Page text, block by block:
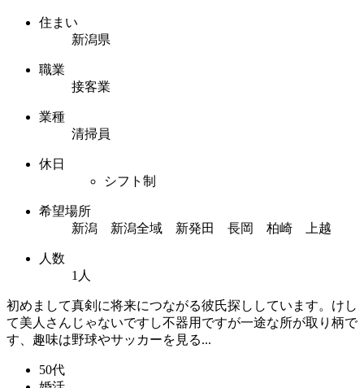
住まい
新潟県
職業
接客業
業種
清掃員
休日
シフト制
希望場所
新潟 新潟全域 新発田 長岡 柏崎 上越
人数
1人
初めまして真剣に将来につながる彼氏探ししています。けし
て美人さんじゃないですし不器用ですが一途な所が取り柄で
す、趣味は野球やサッカーを見る...
50代